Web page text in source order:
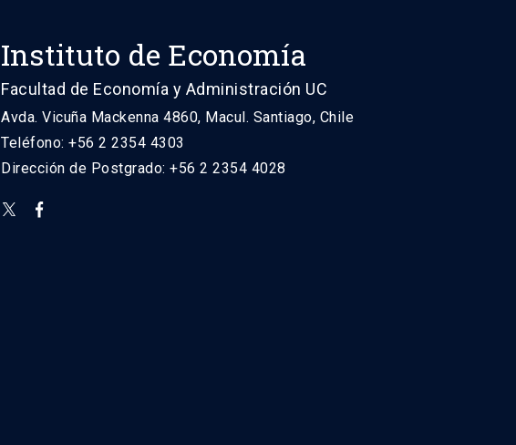
Instituto de Economía
Facultad de Economía y Administración UC
Avda. Vicuña Mackenna 4860, Macul. Santiago, Chile
Teléfono: +56 2 2354 4303
Dirección de Postgrado: +56 2 2354 4028